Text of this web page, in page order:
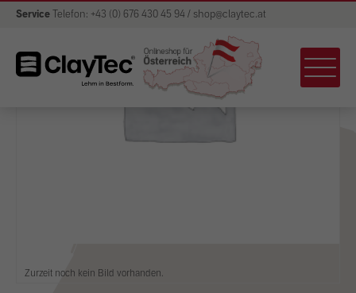
Service Telefon: +43 (0) 676 430 45 94 / shop@claytec.at
Zurzeit noch kein Bild vorhanden.